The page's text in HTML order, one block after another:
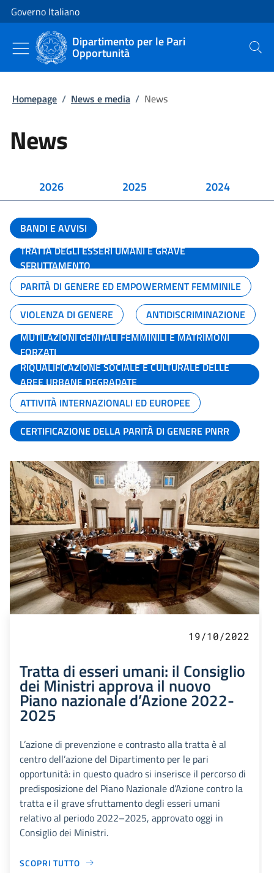
Vai al contenuto
Vai alla navigazione del sito
Governo Italiano
Dipartimento per le Pari
Opportunità Cerca
Homepage / News e media / News
News
2026 2025 2024
BANDI E AVVISI
TRATTA DEGLI ESSERI UMANI E GRAVE
SFRUTTAMENTO
PARITÀ DI GENERE ED EMPOWERMENT FEMMINILE
VIOLENZA DI GENERE
ANTIDISCRIMINAZIONE
MUTILAZIONI GENITALI FEMMINILI E MATRIMONI
FORZATI
RIQUALIFICAZIONE SOCIALE E CULTURALE DELLE
AREE URBANE DEGRADATE
ATTIVITÀ INTERNAZIONALI ED EUROPEE
CERTIFICAZIONE DELLA PARITÀ DI GENERE PNRR
19/10/2022
Tratta di esseri umani: il Consiglio
dei Ministri approva il nuovo
Piano nazionale d’Azione 2022-
2025
L’azione di prevenzione e contrasto alla tratta è al
centro dell’azione del Dipartimento per le pari
opportunità: in questo quadro si inserisce il percorso di
predisposizione del Piano Nazionale d’Azione contro la
tratta e il grave sfruttamento degli esseri umani
relativo al periodo 2022–2025, approvato oggi in
Consiglio dei Ministri.
SCOPRI TUTTO